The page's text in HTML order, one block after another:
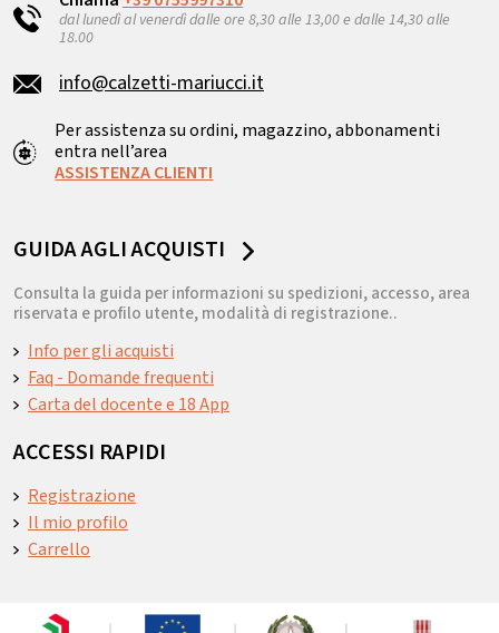
dal lunedì al venerdì dalle ore 8,30 alle 13,00 e dalle 14,30 alle
18.00
info@calzetti-mariucci.it
Per assistenza su ordini, magazzino, abbonamenti
entra nell’area
ASSISTENZA CLIENTI
GUIDA AGLI ACQUISTI
Consulta la guida per informazioni su spedizioni, accesso, area
riservata e profilo utente, modalità di registrazione..
Info per gli acquisti
Faq - Domande frequenti
Carta del docente e 18 App
ACCESSI RAPIDI
Registrazione
Il mio profilo
Carrello